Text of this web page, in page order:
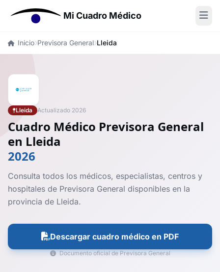
Mi Cuadro Médico
Inicio Previsora General Lleida
Lleida Actualizado 2026
Cuadro Médico Previsora General
en Lleida
2026
Consulta todos los médicos, especialistas, centros y
hospitales de Previsora General disponibles en la
provincia de Lleida.
Descargar cuadro médico en PDF
Documento oficial de Previsora General